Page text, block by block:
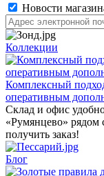
Новости
Коллекции
Комплексный
оперативным
Склад и офис
«Румянцево»
получить заказ!
Блог